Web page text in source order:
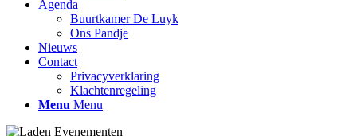
Agenda
Buurtkamer De Luyk
Ons Pandje
Nieuws
Contact
Privacyverklaring
Klachtenregeling
Menu Menu